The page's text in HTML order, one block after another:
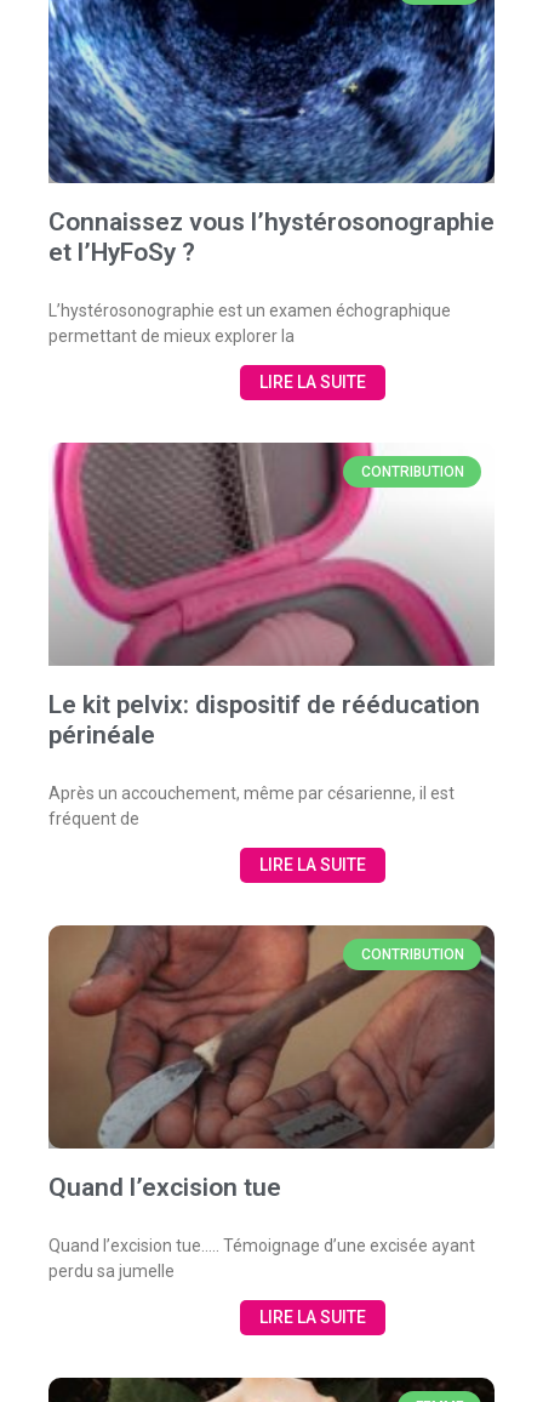
Connaissez vous l’hystérosonographie
et l’HyFoSy ?
L’hystérosonographie est un examen échographique
permettant de mieux explorer la
LIRE LA SUITE
CONTRIBUTION
Le kit pelvix: dispositif de rééducation
périnéale
Après un accouchement, même par césarienne, il est
fréquent de
LIRE LA SUITE
CONTRIBUTION
Quand l’excision tue
Quand l’excision tue….. Témoignage d’une excisée ayant
perdu sa jumelle
LIRE LA SUITE